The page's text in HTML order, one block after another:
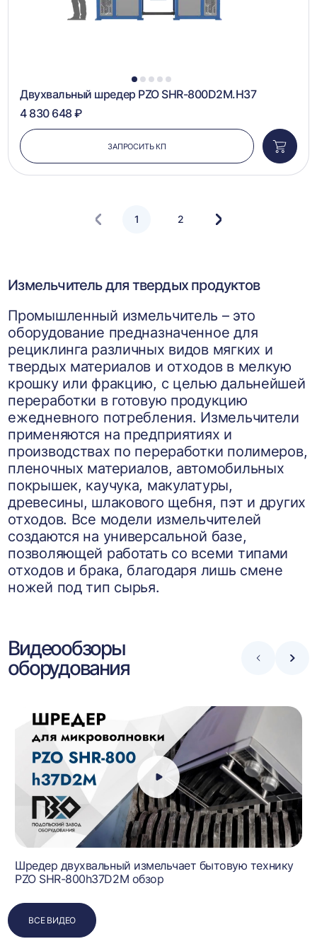
1 2 3 4 5
Двухвальный шредер PZO SHR-800D2M.H37
4 830 648 ₽
ЗАПРОСИТЬ КП
в
1 2
Следующая
Измельчитель для твердых продуктов
Промышленный измельчитель – это
оборудование предназначенное для
рециклинга различных видов мягких и
твердых материалов и отходов в мелкую
крошку или фракцию, с целью дальнейшей
переработки в готовую продукцию
ежедневного потребления. Измельчители
применяются на предприятиях и
производствах по переработки полимеров,
пленочных материалов, автомобильных
покрышек, каучука, макулатуры,
древесины, шлакового щебня, пэт и других
отходов. Все модели измельчителей
создаются на универсальной базе,
позволяющей работать со всеми типами
отходов и брака, благодаря лишь смене
ножей под тип сырья.
Видеообзоры
оборудования
Стрелка
Шредер двухвальный измельчает бытовую технику
PZO SHR-800h37D2M обзор
ВСЕ ВИДЕО